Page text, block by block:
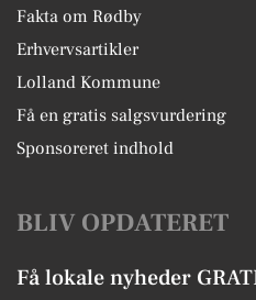
Fakta om Rødby
Erhvervsartikler
Lolland Kommune
Få en gratis salgsvurdering
Sponsoreret indhold
BLIV OPDATERET
Få lokale nyheder